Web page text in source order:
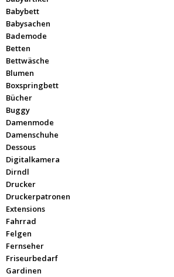
Babybett
Babysachen
Bademode
Betten
Bettwäsche
Blumen
Boxspringbett
Bücher
Buggy
Damenmode
Damenschuhe
Dessous
Digitalkamera
Dirndl
Drucker
Druckerpatronen
Extensions
Fahrrad
Felgen
Fernseher
Friseurbedarf
Gardinen